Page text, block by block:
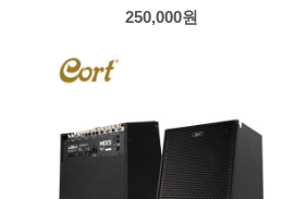
250,000원